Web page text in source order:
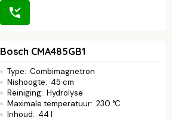
Bosch CMA485GB1
Type: Combimagnetron
Nishoogte: 45 cm
Reiniging: Hydrolyse
Maximale temperatuur: 230 °C
Inhoud: 44 l